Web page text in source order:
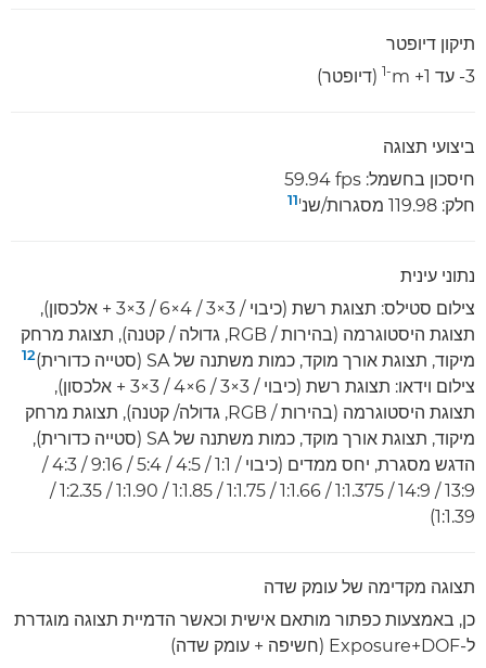
תיקון דיופטר
‎-3 עד ‎+1 ‏m
‏-1 (דיופטר)
ביצועי תצוגה
חיסכון בחשמל: ‎59.94 fps
חלק: 119.98 מסגרות/שנ'
11
נתוני עינית
צילום סטילס: תצוגת רשת (כיבוי / ‎3×3 ‏/ ‎6×4 ‏/ ‎3×3 + אלכסון),
תצוגת היסטוגרמה (בהירות / RGB, גדולה / קטנה), תצוגת מרחק
מיקוד, תצוגת אורך מוקד, כמות משתנה של SA (סטייה כדורית)
12
צילום וידאו: תצוגת רשת (כיבוי / 3×3 ‏/ 6×4 ‏/ 3×3 + אלכסון),
תצוגת היסטוגרמה (בהירות / RGB, גדולה/ קטנה), תצוגת מרחק
מיקוד, תצוגת אורך מוקד, כמות משתנה של SA (סטייה כדורית),
הדגש מסגרת, יחס ממדים (כיבוי / 1:1 / 4:5 / 5:4 / 9:16 / 4:3 /
13:9 / 14:9 / 1.375‏:1 / 1.66‏:1 / 1.75‏:1 / 1.85‏:1 / 1.90‏:1 / 2.35‏:1 /
1.39‏:1)
תצוגה מקדימה של עומק שדה
כן, באמצעות כפתור מותאם אישית וכאשר הדמיית תצוגה מוגדרת
ל-Exposure+DOF (חשיפה + עומק שדה)